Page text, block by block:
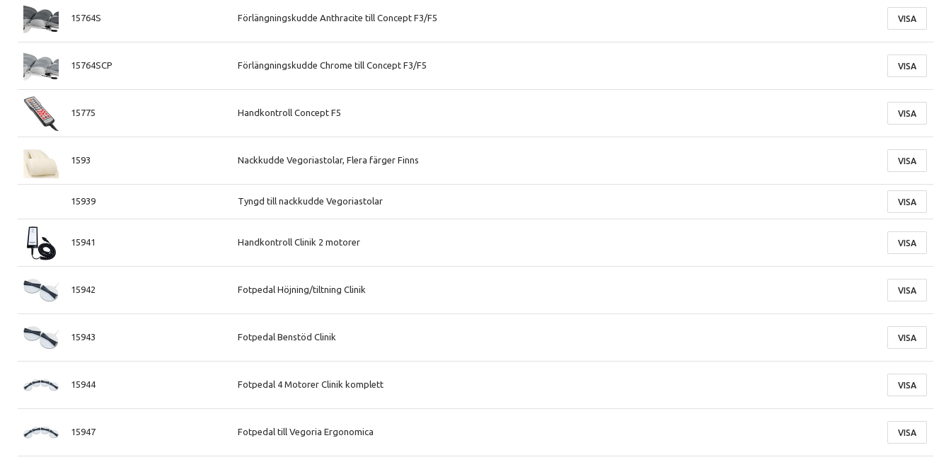
15764S Förlängningskudde Anthracite till Concept F3/F5 VISA
15764SCP Förlängningskudde Chrome till Concept F3/F5 VISA
15775 Handkontroll Concept F5 VISA
1593 Nackkudde Vegoriastolar, Flera färger Finns VISA
15939 Tyngd till nackkudde Vegoriastolar VISA
15941 Handkontroll Clinik 2 motorer VISA
15942 Fotpedal Höjning/tiltning Clinik VISA
15943 Fotpedal Benstöd Clinik VISA
15944 Fotpedal 4 Motorer Clinik komplett VISA
15947 Fotpedal till Vegoria Ergonomica VISA